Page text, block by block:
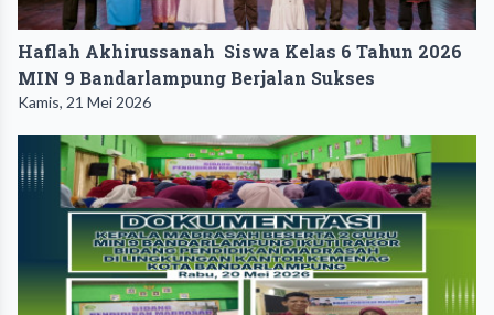
Haflah Akhirussanah Siswa Kelas 6 Tahun 2026
MIN 9 Bandarlampung Berjalan Sukses
Kamis, 21 Mei 2026